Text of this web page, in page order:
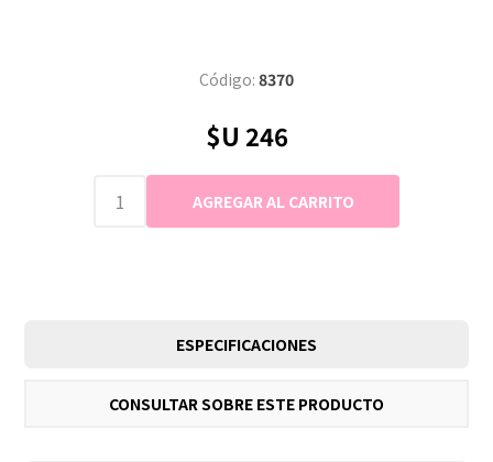
Código: 8370
$U 246
ESPECIFICACIONES
CONSULTAR SOBRE ESTE PRODUCTO